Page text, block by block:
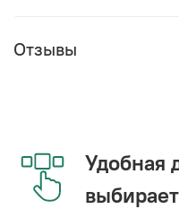
Отзывы
Удобная